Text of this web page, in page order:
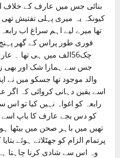
بنائی جس میں عارف کے خلاف
کیونکہ یہ میری پہلی تفتیش
تھا میرے لیے اہم سراغ اب
فوری طور پراس کے گھر
چک56الف میں ہی تھا ۔
جس سے ہمارا شک اور بھی
والد موجود تھا جسکو میں نے
اسے یقین دہانی کروائی کہ اگر
رابعہ کو اغواہ نہیں کیا تو
کو دس بجے عارف کا باپ اسے
تھیں میں باہر صحن میں بیٹھا
پرتمام الزام کو جھٹلاتے ہوئے
وہ اس سے شادی کرنا چاہتا